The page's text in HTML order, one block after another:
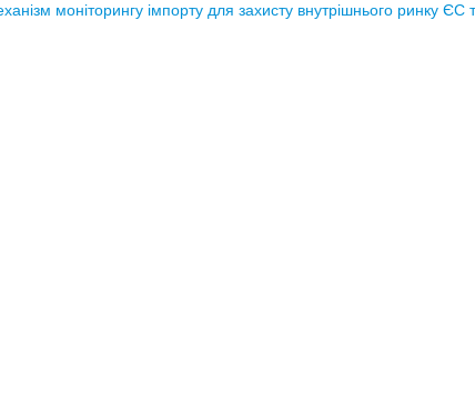
моніторингу імпорту для захисту внутрішнього ринку ЄС